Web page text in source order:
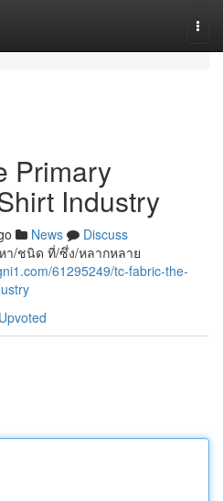
Primary
Industry
News
Discuss
า/ชนิด ที่/ซึ่ง/หลากหลาย
61295249/tc-fabric-the-